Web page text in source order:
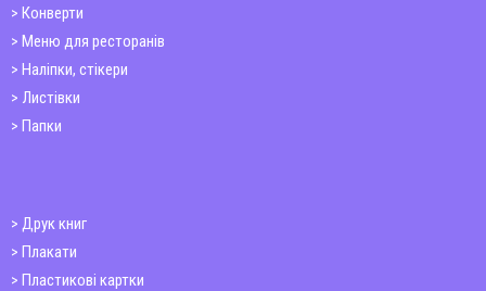
Конверти
Меню для ресторанів
Наліпки, стікери
Листівки
Папки
Друк книг
Плакати
Пластикові картки